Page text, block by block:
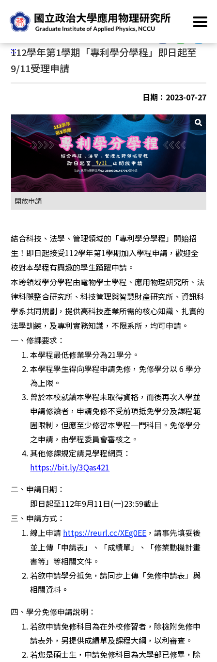
到
主
要
內
容
首頁 資訊專區 學程專區 / 專利學分學程
:::
112學年第1學期「專利學分學程」即日起至
9/11受理申請
日期：2023-07-27
開放申請
結合科技、法學、管理領域的「專利學分學程」開始招
生！即日起接受112學年第1學期加入學程申請，歡迎全
校對本學程有興趣的學生踴躍申請。
本跨領域學分學程由電物學士學程、應用物理研究所、法
律科際整合研究所、科技管理與智慧財產研究所、資訊科
學系共同規劃，提供高科技產業所需的核心知識、扎實的
法學訓練，及專利實務知識，不限系所，均可申請。
一、修課要求：
本學程最低修業學分為21學分。
本學程學生得向學程申請免修，免修學分以 6 學分
為上限。
曾於本校就讀本學程未取得資格，而後再次入學並
申請修讀者，申請免修不受前項抵免學分及課程範
圍限制，但應至少修習本學程一門科目。免修學分
之申請，由學程委員會審核之。
其他修課規定請見學程網頁：
https://bit.ly/3Qas421
二、申請日期：
即日起至112年9月11日(一)23:59截止
三、申請方式：
線上申請 https://reurl.cc/XEg0EE ，請事先填妥後
並上傳「申請表」、「成績單」、「修業動機計畫
書等」等相關文件。
若欲申請學分抵免，請同步上傳「免修申請表」與
相關資料 。
四 、學分免修申請說明 ：
若欲申請免修科目為在外校修習者，除檢附免修申
請表外，另提供成績單及課程大綱，以利審查。
若您是碩士生，申請免修科目為大學部已修畢，除